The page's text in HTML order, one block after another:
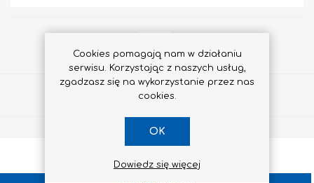
Udostępnij
Cookies pomagają nam w działaniu
serwisu. Korzystając z naszych usług,
zgadzasz się na wykorzystanie przez nas
cookies.
OK
Dowiedz się więcej